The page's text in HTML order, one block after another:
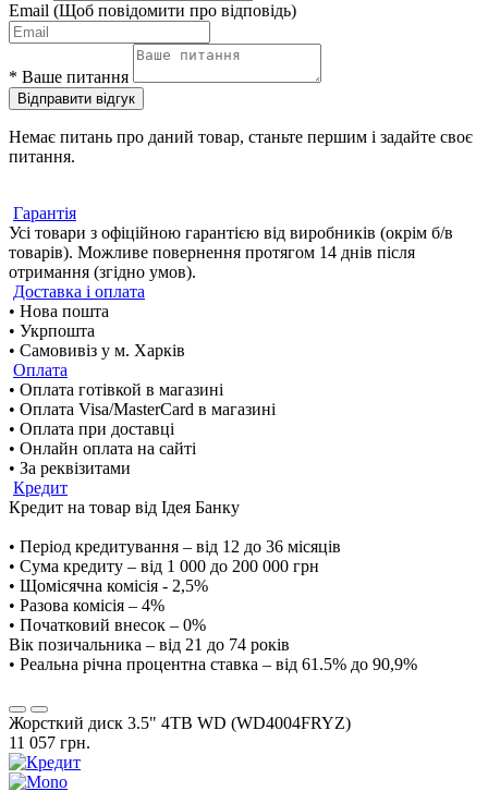
Email (Щоб повідомити про відповідь)
* Ваше питання
Відправити відгук
Немає питань про даний товар, станьте першим і задайте своє
питання.
Гарантія
Усі товари з офіційною гарантією від виробників (окрім б/в
товарів). Можливе повернення протягом 14 днів після
отримання (згідно умов).
Доставка і оплата
• Нова пошта
• Укрпошта
• Самовивіз у м. Харків
Оплата
• Оплата готівкой в магазині
• Оплата Visa/MasterCard в магазині
• Оплата при доставці
• Онлайн оплата на сайті
• За реквізитами
Кредит
Кредит на товар від Ідея Банку
• Період кредитування – від 12 до 36 місяців
• Сума кредиту – від 1 000 до 200 000 грн
• Щомісячна комісія - 2,5%
• Разова комісія – 4%
• Початковий внесок – 0%
Вік позичальника – від 21 до 74 років
• Реальна річна процентна ставка – від 61.5% до 90,9%
Жорсткий диск 3.5" 4TB WD (WD4004FRYZ)
11 057 грн.